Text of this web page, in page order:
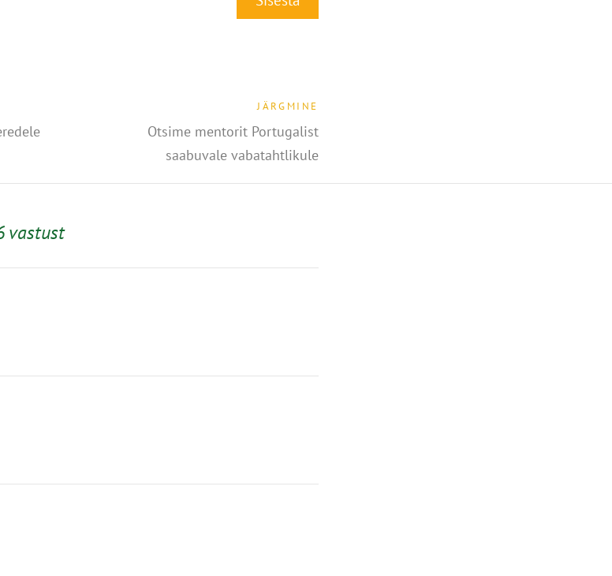
JÄRGMINE
Otsime mentorit Portugalist
saabuvale vabatahtlikule
vastust